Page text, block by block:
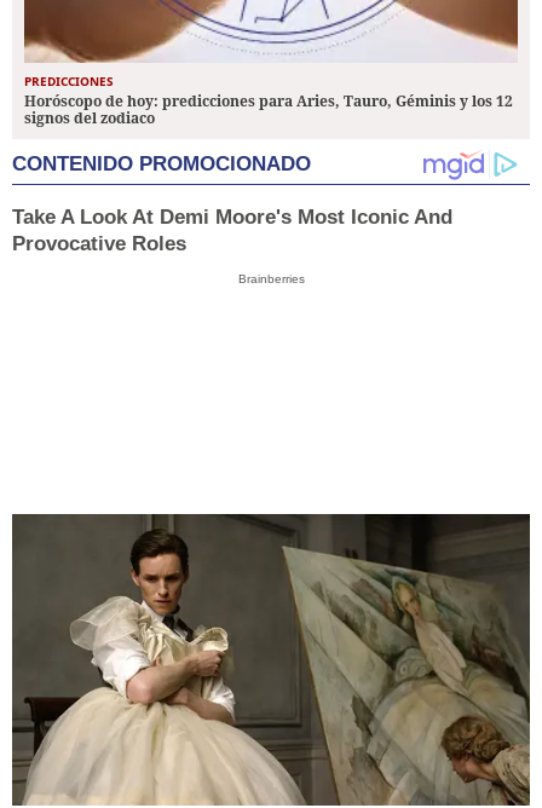
PREDICCIONES
Horóscopo de hoy: predicciones para Aries, Tauro, Géminis y los 12
signos del zodiaco
CONTENIDO PROMOCIONADO
Take A Look At Demi Moore's Most Iconic And
Provocative Roles
Brainberries